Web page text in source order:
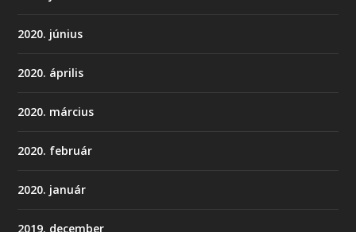
2020. június
2020. április
2020. március
2020. február
2020. január
2019. december